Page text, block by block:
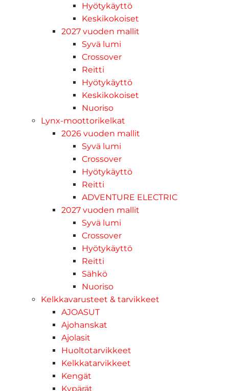
Hyötykäyttö
Keskikokoiset
2027 vuoden mallit
Syvä lumi
Crossover
Reitti
Hyötykäyttö
Keskikokoiset
Nuoriso
Lynx-moottorikelkat
2026 vuoden mallit
Syvä lumi
Crossover
Hyötykäyttö
Reitti
ADVENTURE ELECTRIC
2027 vuoden mallit
Syvä lumi
Crossover
Hyötykäyttö
Reitti
Sähkö
Nuoriso
Kelkkavarusteet & tarvikkeet
AJOASUT
Ajohanskat
Ajolasit
Huoltotarvikkeet
Kelkkatarvikkeet
Kengät
Kypärät